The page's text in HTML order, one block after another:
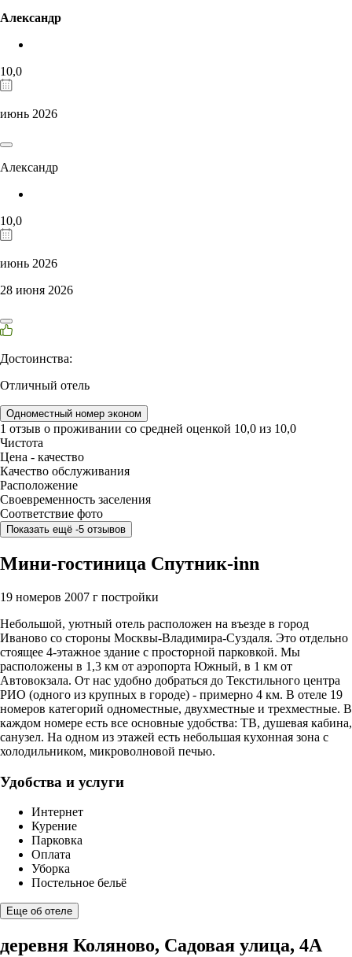
Александр
10,0
июнь 2026
Александр
10,0
июнь 2026
28 июня 2026
Достоинства:
Отличный отель
Одноместный номер эконом
1 отзыв о проживании со средней оценкой 10,0 из 10,0
Чистота
Цена - качество
Качество обслуживания
Расположение
Своевременность заселения
Соответствие фото
Показать ещё -5 отзывов
Мини-гостиница Спутник-inn
19 номеров 2007 г постройки
Небольшой, уютный отель расположен на въезде в город
Иваново со стороны Москвы-Владимира-Суздаля. Это отдельно
стоящее 4-этажное здание с просторной парковкой. Мы
расположены в 1,3 км от аэропорта Южный, в 1 км от
Автовокзала. От нас удобно добраться до Текстильного центра
РИО (одного из крупных в городе) - примерно 4 км. В отеле 19
номеров категорий одноместные, двухместные и трехместные. В
каждом номере есть все основные удобства: ТВ, душевая кабина,
санузел. На одном из этажей есть небольшая кухонная зона с
холодильником, микроволновой печью.
Удобства и услуги
Интернет
Курение
Парковка
Оплата
Уборка
Постельное бельё
Еще об отеле
деревня Коляново, Садовая улица, 4А